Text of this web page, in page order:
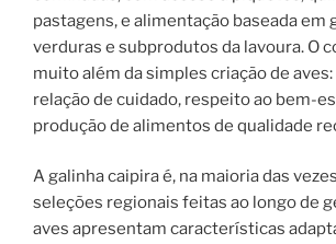
pastagens, e alimentação baseada em
verduras e subprodutos da lavoura. O
muito além da simples criação de
relação de cuidado, respeito ao bem-
produção de alimentos de qualidade
A galinha caipira é, na maioria das
seleções regionais feitas ao longo de
aves apresentam características